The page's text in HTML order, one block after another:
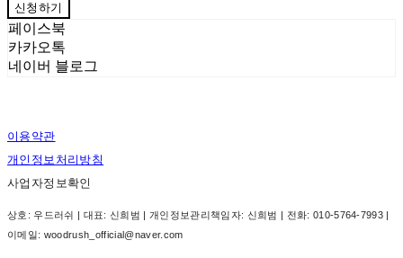
신청하기
페이스북
카카오톡
네이버 블로그
이용약관
개인정보처리방침
사업자정보확인
상호: 우드러쉬 | 대표: 신희범 | 개인정보관리책임자: 신희범 | 전화: 010-5764-7993 |
이메일: woodrush_official@naver.com